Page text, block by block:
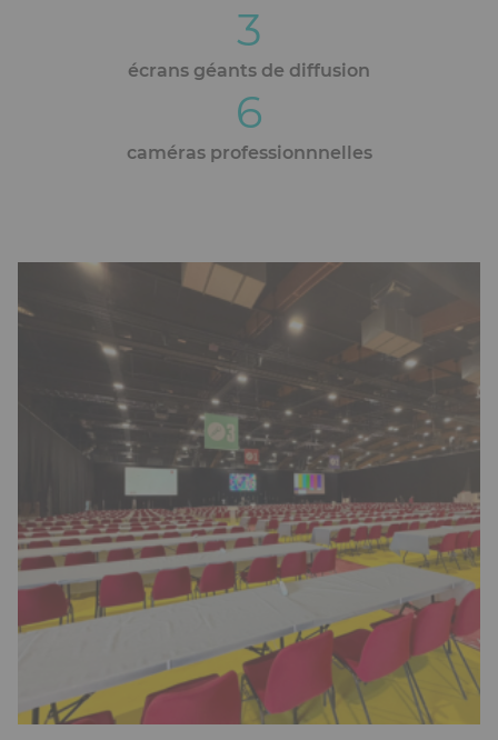
3
écrans géants de diffusion
6
caméras professionnnelles